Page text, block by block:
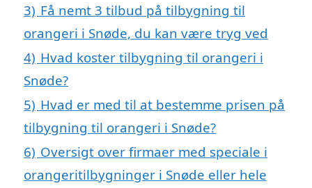
3) Få nemt 3 tilbud på tilbygning til
orangeri i Snøde, du kan være tryg ved
4) Hvad koster tilbygning til orangeri i
Snøde?
5) Hvad er med til at bestemme prisen på
tilbygning til orangeri i Snøde?
6) Oversigt over firmaer med speciale i
orangeritilbygninger i Snøde eller hele